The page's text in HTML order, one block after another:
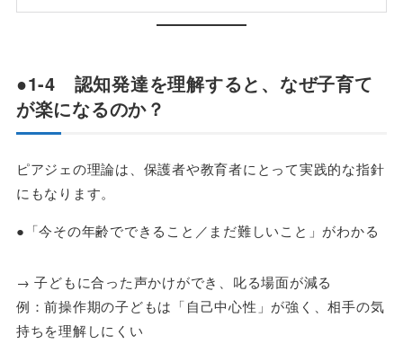
●1-4 認知発達を理解すると、なぜ子育て
が楽になるのか？
ピアジェの理論は、保護者や教育者にとって実践的な指針
にもなります。
●「今その年齢でできること／まだ難しいこと」がわかる
→ 子どもに合った声かけができ、叱る場面が減る
例：前操作期の子どもは「自己中心性」が強く、相手の気
持ちを理解しにくい